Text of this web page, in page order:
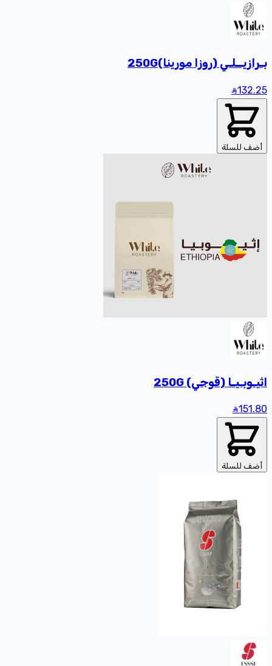
بـرازيــلـي (روزا مورينا)250G
132.25
أضف للسلة
اثيـوبـيـا (قوجي) 250G
151 .80
أضف للسلة